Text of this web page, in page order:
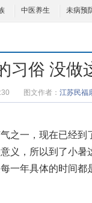
中医养生 未病预
习俗 没做
图文作者： 江苏民福
一，现在已经到
义，所以到了小
一年具体的时间都